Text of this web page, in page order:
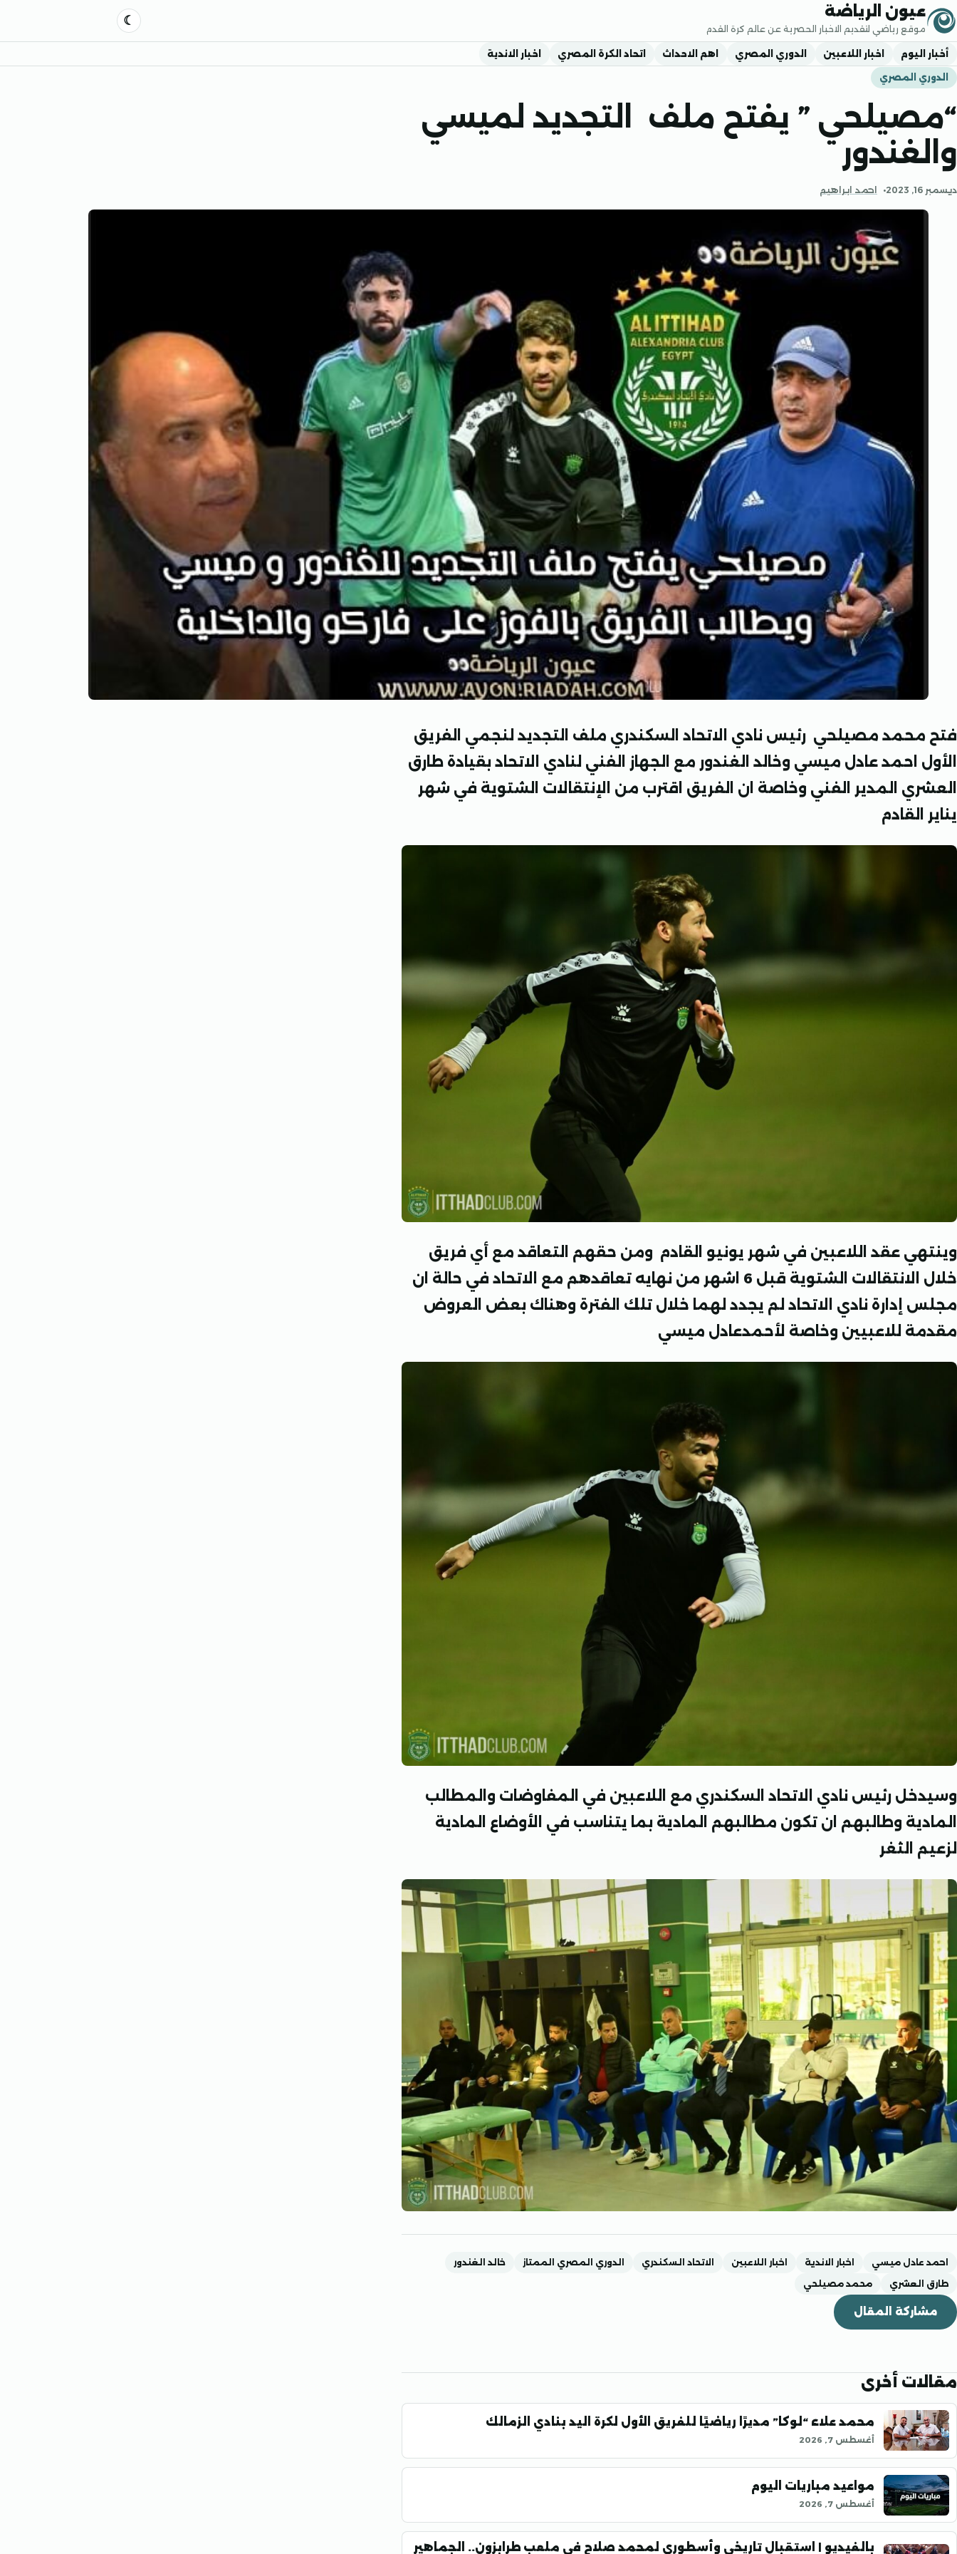
تجاوز إلى المحتوى
عيون الرياضة
موقع رياضي لتقديم الاخبار الحصرية عن عالم كرة القدم
أخبار اليوم اخبار اللاعبين الدوري المصري اهم الاحداث اتحاد الكرة المصري اخبار الاندية
الدوري المصري
“مصيلحي ” يفتح ملف التجديد لميسي
والغندور
ديسمبر 16, 2023 احمد ابراهيم
فتح محمد مصيلحي رئيس نادي الاتحاد السكندري ملف التجديد لنجمي الفريق
الأول احمد عادل ميسي وخالد الغندور مع الجهاز الفني لنادي الاتحاد بقيادة طارق
العشري المدير الفني وخاصة ان الفريق اقترب من الإنتقالات الشتوية في شهر
يناير القادم
وينتهي عقد اللاعبين في شهر يونيو القادم ومن حقهم التعاقد مع أي فريق
خلال الانتقالات الشتوية قبل 6 اشهر من نهايه تعاقدهم مع الاتحاد في حالة ان
مجلس إدارة نادي الاتحاد لم يجدد لهما خلال تلك الفترة وهناك بعض العروض
مقدمة للاعبيين وخاصة لأحمدعادل ميسي
وسيدخل رئيس نادي الاتحاد السكندري مع اللاعبين في المفاوضات والمطالب
المادية وطالبهم ان تكون مطالبهم المادية بما يتناسب في الأوضاع المادية
لزعيم الثغر
احمد عادل ميسي اخبار الاندية اخبار اللاعبين الاتحاد السكندري الدوري المصري الممتاز
خالد الغندور
طارق العشري
محمد مصيلحي
مشاركة المقال
مقالات أخرى
محمد علاء “لوكا” مديرًا رياضيًا للفريق الأول لكرة اليد بنادي الزمالك
أغسطس 7, 2026
مواعيد مباريات اليوم
أغسطس 7, 2026
بالفيديو | استقبال تاريخي وأسطوري لمحمد صلاح في ملعب طرابزون.. الجماهير